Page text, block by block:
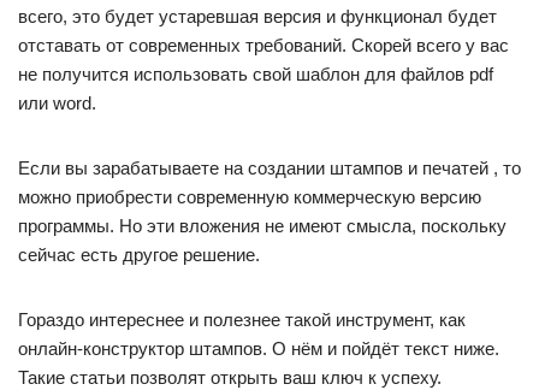
всего, это будет устаревшая версия и функционал будет
отставать от современных требований. Скорей всего у вас
не получится использовать свой шаблон для файлов pdf
или word.
Если вы зарабатываете на создании штампов и печатей , то
можно приобрести современную коммерческую версию
программы. Но эти вложения не имеют смысла, поскольку
сейчас есть другое решение.
Гораздо интереснее и полезнее такой инструмент, как
онлайн-конструктор штампов. О нём и пойдёт текст ниже.
Такие статьи позволят открыть ваш ключ к успеху.